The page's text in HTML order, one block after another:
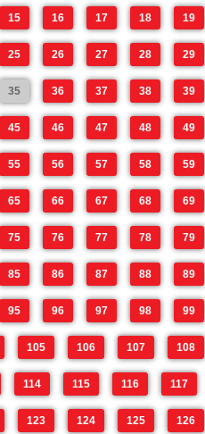
15 16 17 18 19
25 26 27 28 29
35 36 37 38 39
45 46 47 48 49
55 56 57 58 59
65 66 67 68 69
75 76 77 78 79
85 86 87 88 89
95 96 97 98 99
105 106 107 108
114 115 116 117
123 124 125 126